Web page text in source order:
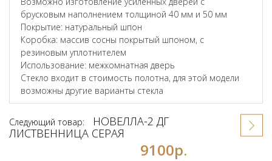
брусковым наполнением толщиной 40 мм и 50 мм
Покрытие: натуральный шпон
Коробка: массив сосны покрытый шпоном, с
резиновым уплотнителем
Использование: межкомнатная дверь
Стекло входит в стоимость полотна, для этой модели
возможны другие варианты стекла
Следующий товар:
НОВЕЛЛА-2 ДГ
ЛИСТВЕННИЦА СЕРАЯ
9100р.